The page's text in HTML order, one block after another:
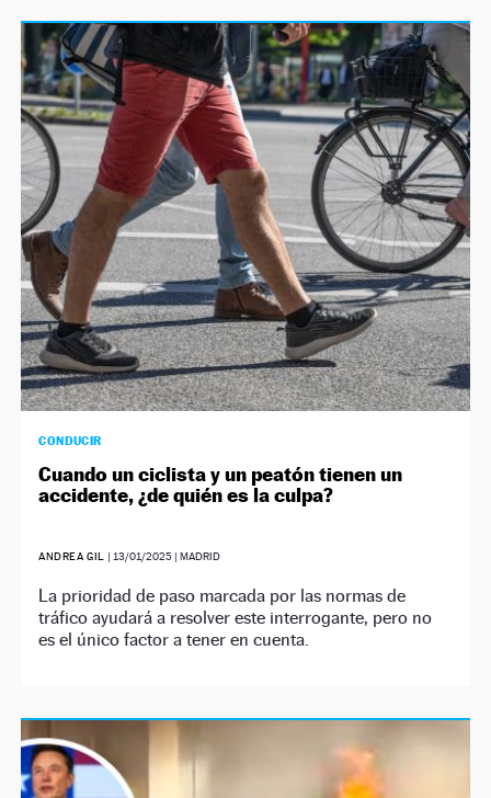
CONDUCIR
Cuando un ciclista y un peatón tienen un
accidente, ¿de quién es la culpa?
ANDREA GIL | 13/01/2025 | MADRID
La prioridad de paso marcada por las normas de
tráfico ayudará a resolver este interrogante, pero no
es el único factor a tener en cuenta.